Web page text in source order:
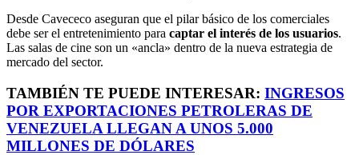
Desde Cavececo aseguran que el pilar básico de los comerciales
debe ser el entretenimiento para captar el interés de los usuarios.
Las salas de cine son un «ancla» dentro de la nueva estrategia de
mercado del sector.
TAMBIÉN TE PUEDE INTERESAR: INGRESOS
POR EXPORTACIONES PETROLERAS DE
VENEZUELA LLEGAN A UNOS 5.000
MILLONES DE DÓLARES